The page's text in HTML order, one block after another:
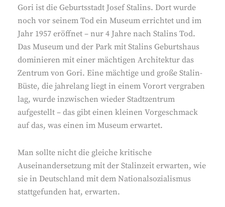
Gori ist die Geburtsstadt Josef Stalins. Dort wurde
noch vor seinem Tod ein Museum errichtet und im
Jahr 1957 eröffnet – nur 4 Jahre nach Stalins Tod.
Das Museum und der Park mit Stalins Geburtshaus
dominieren mit einer mächtigen Architektur das
Zentrum von Gori. Eine mächtige und große Stalin-
Büste, die jahrelang liegt in einem Vorort vergraben
lag, wurde inzwischen wieder Stadtzentrum
aufgestellt – das gibt einen kleinen Vorgeschmack
auf das, was einen im Museum erwartet.
Man sollte nicht die gleiche kritische
Auseinandersetzung mit der Stalinzeit erwarten, wie
sie in Deutschland mit dem Nationalsozialismus
stattgefunden hat, erwarten.